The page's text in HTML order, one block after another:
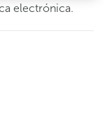
electrónica.